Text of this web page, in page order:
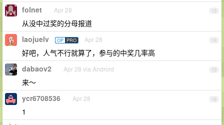
13
folnet Apr 28
从没中过奖的分母报道
14
laojuelv OP PRO Apr 28
好吧，人气不行就算了，参与的中奖几率高
15
dabaov2 Apr 28 via Android
来～
16
ycr6708536 Apr 28
1